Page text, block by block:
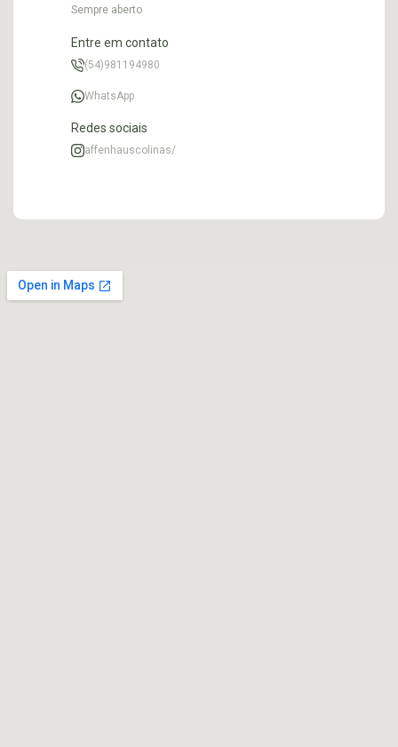
Sempre aberto
Entre em contato
(54)981194980
WhatsApp
Redes sociais
affenhauscolinas/